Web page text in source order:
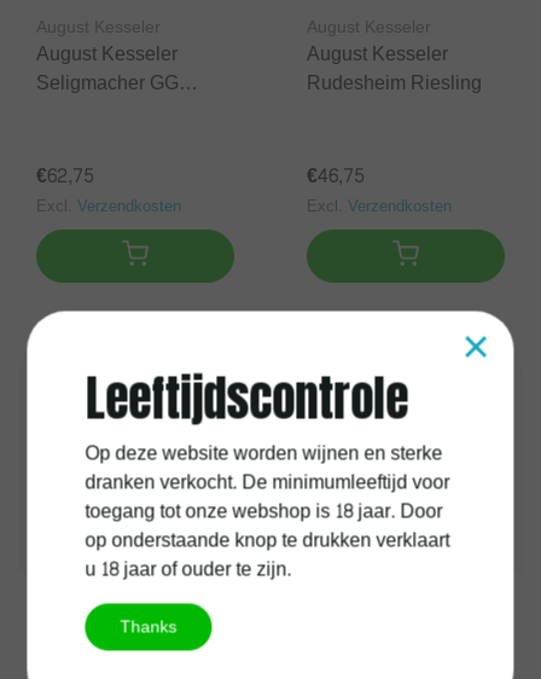
August Kesseler
August Kesseler
Seligmacher GG
€62,75
Excl. Verzendkosten
August Kesseler
August Kesseler
Rudesheim Riesling
€46,75
Excl. Verzendkosten
August Kesseler
August Kesseler Daily
×
Leeftijdscontrole
Op deze website worden wijnen en sterke
dranken verkocht. De minimumleeftijd voor
toegang tot onze webshop is 18 jaar. Door
op onderstaande knop te drukken verklaart
u 18 jaar of ouder te zijn.
Thanks